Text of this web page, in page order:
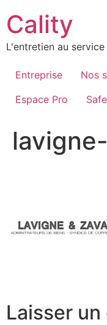
au
contenu
Cality
L'entretien au
Entreprise Nos
Espace Pro
Laisser